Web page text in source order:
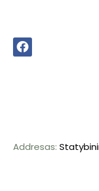
Addresas: